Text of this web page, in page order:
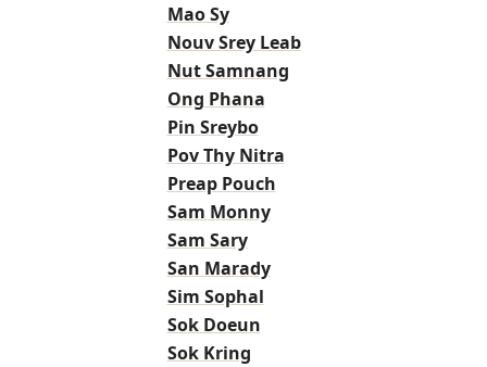
Mao Sy
Nouv Srey Leab
Nut Samnang
Ong Phana
Pin Sreybo
Pov Thy Nitra
Preap Pouch
Sam Monny
Sam Sary
San Marady
Sim Sophal
Sok Doeun
Sok Kring